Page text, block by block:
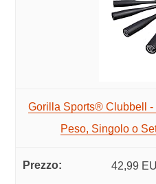
Gorilla Sports® Clubbell -
Peso, Singolo o
42,99